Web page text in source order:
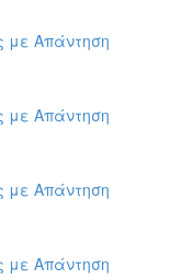
με Απάντηση
με Απάντηση
με Απάντηση
με Απάντηση